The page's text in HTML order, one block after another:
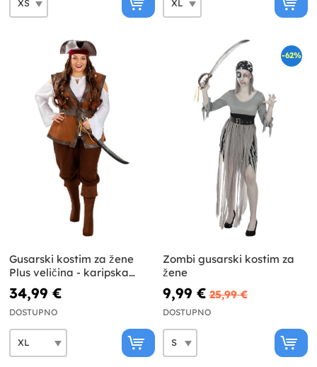
Gusarski kostim za žene
Plus veličina - karipska
kolekcija
34,99 €
DOSTUPNO
-62%
Zombi gusarski kostim za
žene
9,99 € 25,99 €
DOSTUPNO